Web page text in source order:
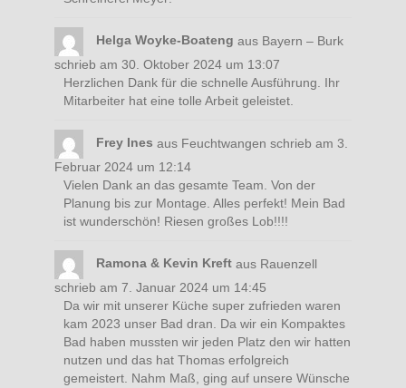
Helga Woyke-Boateng aus Bayern – Burk
schrieb am 30. Oktober 2024 um 13:07
Herzlichen Dank für die schnelle Ausführung. Ihr
Mitarbeiter hat eine tolle Arbeit geleistet.
Frey Ines aus Feuchtwangen schrieb am 3.
Februar 2024 um 12:14
Vielen Dank an das gesamte Team. Von der
Planung bis zur Montage. Alles perfekt! Mein Bad
ist wunderschön! Riesen großes Lob!!!!
Ramona & Kevin Kreft aus Rauenzell
schrieb am 7. Januar 2024 um 14:45
Da wir mit unserer Küche super zufrieden waren
kam 2023 unser Bad dran. Da wir ein Kompaktes
Bad haben mussten wir jeden Platz den wir hatten
nutzen und das hat Thomas erfolgreich
gemeistert. Nahm Maß, ging auf unsere Wünsche